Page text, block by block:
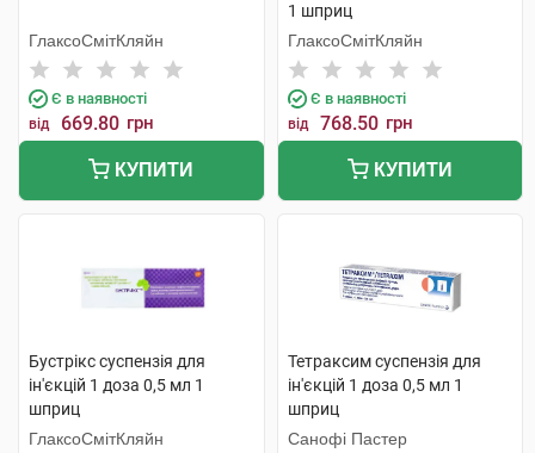
ГлаксоСмітКляйн
Є в наявності
від 669.80 грн
КУПИТИ
1 шприц
ГлаксоСмітКляйн
Є в наявності
від 768.50 грн
КУПИТИ
Бустрікс суспензія для
ін'єкцій 1 доза 0,5 мл 1
шприц
ГлаксоСмітКляйн
Тетраксим суспензія для
ін'єкцій 1 доза 0,5 мл 1
шприц
Санофі Пастер